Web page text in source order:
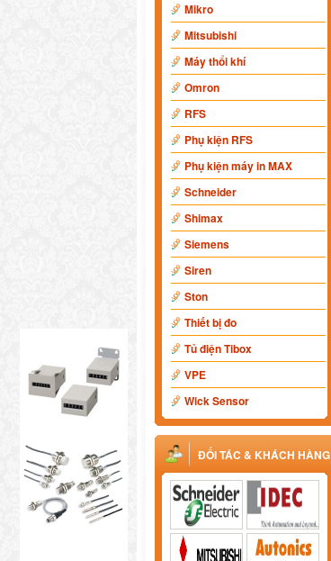
Mikro
Mitsubishi
Máy thổi khí
Omron
RFS
Phụ kiện RFS
Phụ kiện máy in MAX
Schneider
Shimax
Siemens
Siren
Ston
Thiết bị đo
Tủ điện Tibox
VPE
Wick Sensor
ĐỐI TÁC & KHÁCH HÀNG